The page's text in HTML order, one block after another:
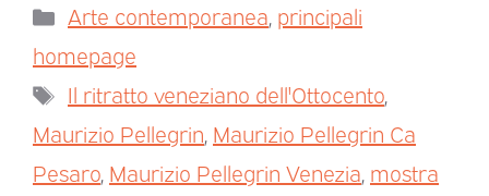
Arte contemporanea, principali
homepage
Il ritratto veneziano dell'Ottocento,
Maurizio Pellegrin, Maurizio Pellegrin Ca
Pesaro, Maurizio Pellegrin Venezia, mostra